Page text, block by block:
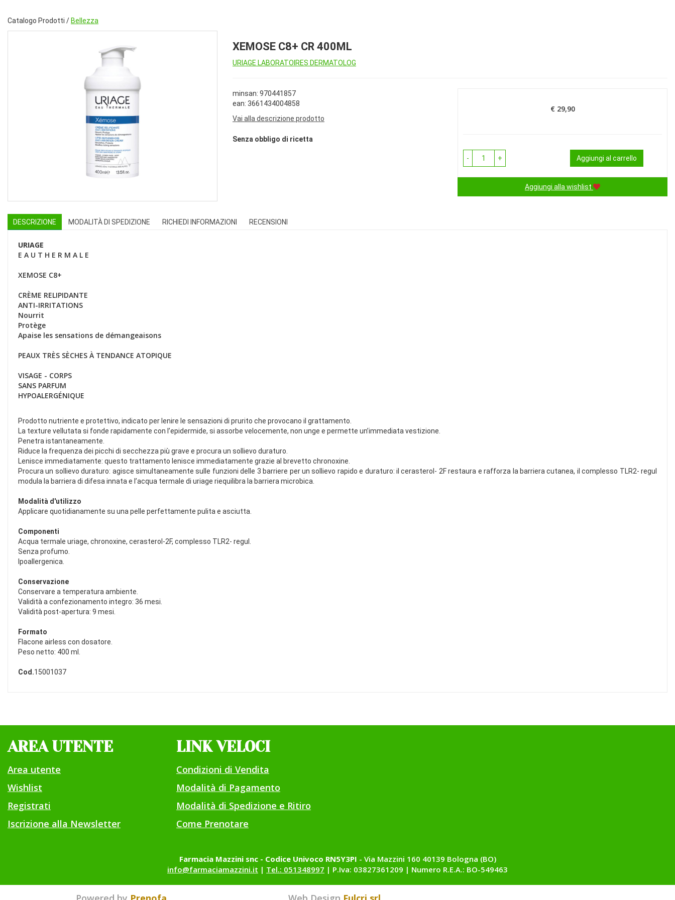
Catalogo Prodotti / Bellezza
XEMOSE C8+ CR 400ML
URIAGE LABORATOIRES DERMATOLOG
minsan: 970441857
ean: 3661434004858
Vai alla descrizione prodotto
Senza obbligo di ricetta
Prezzo
€ 29,90
- + Aggiungi al carrello
Aggiungi alla wishlist
DESCRIZIONE MODALITÀ DI SPEDIZIONE RICHIEDI INFORMAZIONI RECENSIONI
URIAGE
E A U T H E R M A L E
XEMOSE C8+
CRÈME RELIPIDANTE
ANTI-IRRITATIONS
Nourrit
Protège
Apaise les sensations de démangeaisons
PEAUX TRÈS SÈCHES À TENDANCE ATOPIQUE
VISAGE - CORPS
SANS PARFUM
HYPOALERGÉNIQUE
Prodotto nutriente e protettivo, indicato per lenire le sensazioni di prurito che provocano il grattamento.
La texture vellutata si fonde rapidamente con l’epidermide, si assorbe velocemente, non unge e permette un’immediata vestizione.
Penetra istantaneamente.
Riduce la frequenza dei picchi di secchezza più grave e procura un sollievo duraturo.
Lenisce immediatamente: questo trattamento lenisce immediatamente grazie al brevetto chronoxine.
Procura un sollievo duraturo: agisce simultaneamente sulle funzioni delle 3 barriere per un sollievo rapido e duraturo: il cerasterol- 2F restaura e rafforza la barriera cutanea, il complesso TLR2- regul
modula la barriera di difesa innata e l’acqua termale di uriage riequilibra la barriera microbica.
Modalità d'utilizzo
Applicare quotidianamente su una pelle perfettamente pulita e asciutta.
Componenti
Acqua termale uriage, chronoxine, cerasterol-2F, complesso TLR2- regul.
Senza profumo.
Ipoallergenica.
Conservazione
Conservare a temperatura ambiente.
Validità a confezionamento integro: 36 mesi.
Validità post-apertura: 9 mesi.
Formato
Flacone airless con dosatore.
Peso netto: 400 ml.
Cod.15001037
AREA UTENTE
Area utente
Wishlist
Registrati
Iscrizione alla Newsletter
LINK VELOCI
Condizioni di Vendita
Modalità di Pagamento
Modalità di Spedizione e Ritiro
Come Prenotare
Farmacia Mazzini snc - Codice Univoco RN5Y3PI - Via Mazzini 160 40139 Bologna (BO)
info@farmaciamazzini.it | Tel.: 051348997 | P.Iva: 03827361209 | Numero R.E.A.: BO-549463